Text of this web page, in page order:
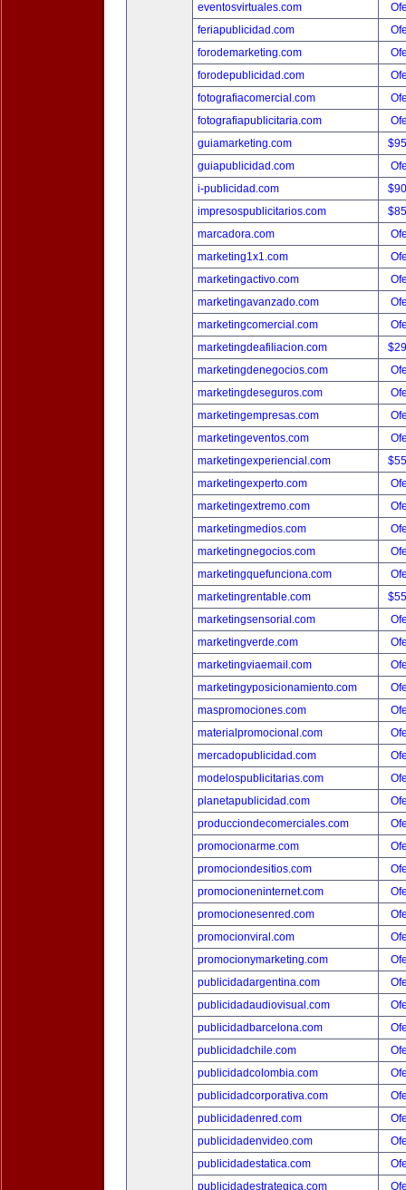
eventosvirtuales.com
feriapublicidad.com
forodemarketing.com
forodepublicidad.com
fotografiacomercial.com
fotografiapublicitaria.com
guiamarketing.com
guiapublicidad.com
i-publicidad.com
impresospublicitarios.com
marcadora.com
marketing1x1.com
marketingactivo.com
marketingavanzado.com
marketingcomercial.com
marketingdeafiliacion.com
marketingdenegocios.com
marketingdeseguros.com
marketingempresas.com
marketingeventos.com
marketingexperiencial.com
marketingexperto.com
marketingextremo.com
marketingmedios.com
marketingnegocios.com
marketingquefunciona.com
marketingrentable.com
marketingsensorial.com
marketingverde.com
marketingviaemail.com
marketingyposicionamiento.com
maspromociones.com
materialpromocional.com
mercadopublicidad.com
modelospublicitarias.com
planetapublicidad.com
producciondecomerciales.com
promocionarme.com
promociondesitios.com
promocioneninternet.com
promocionesenred.com
promocionviral.com
promocionymarketing.com
publicidadargentina.com
publicidadaudiovisual.com
publicidadbarcelona.com
publicidadchile.com
publicidadcolombia.com
publicidadcorporativa.com
publicidadenred.com
publicidadenvideo.com
publicidadestatica.com
publicidadestrategica.com